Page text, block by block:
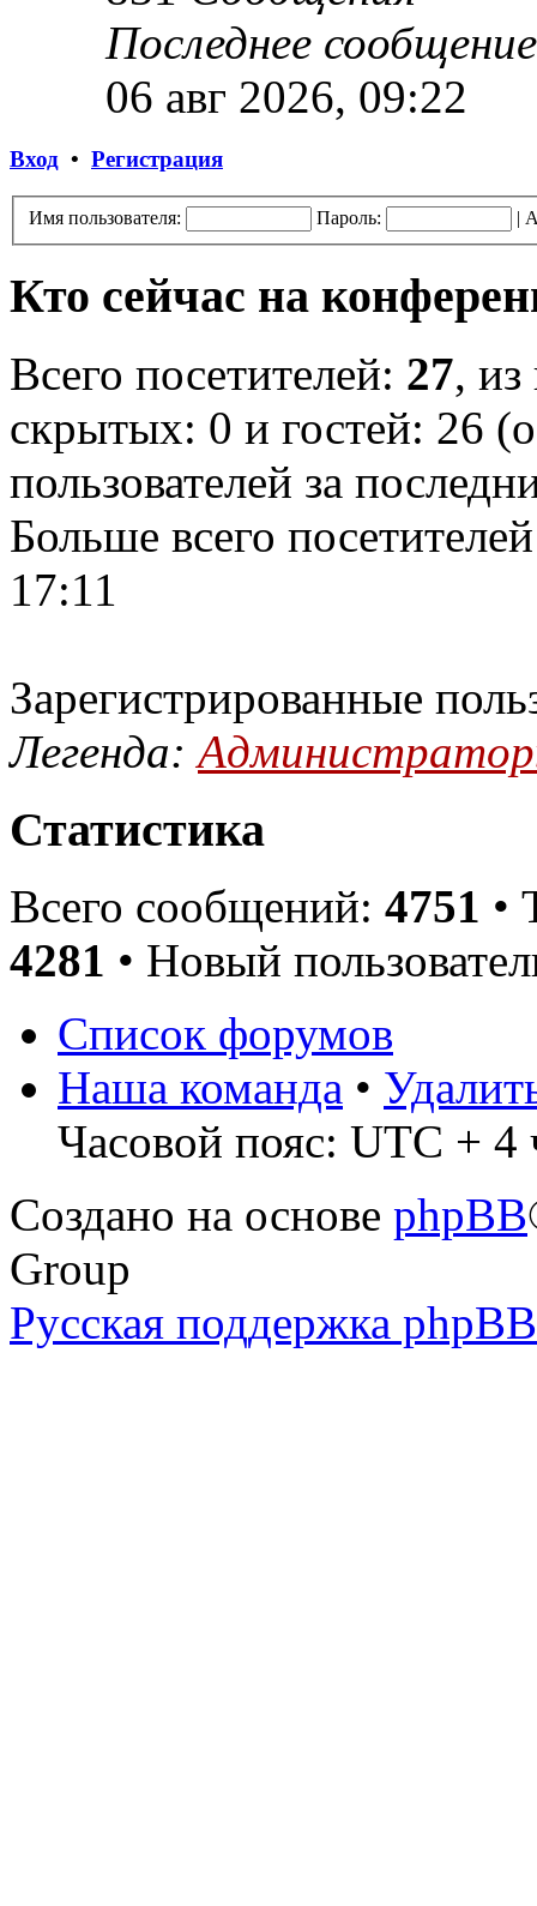
Последнее сообщение
06 авг 2026, 09:22
Вход • Регистрация
Имя пользователя: Пароль: |
Кто сейчас на
Всего посетителей: 27, из
скрытых: 0 и гостей: 26
пользователей за
Больше всего
17:11
Зарегистрированные
Легенда:
Статистика
Всего сообщений: 4751 •
4281 • Новый
Список форумов
Наша команда •
Часовой пояс: UTC + 4
Создано на основе phpBB
Group
Русская поддержка phpBB